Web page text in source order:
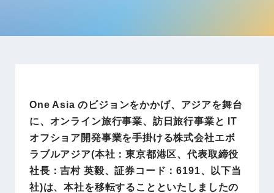
One Asia のビジョンをかかげ、アジアを舞台
に、オンライン旅行事業、訪日旅行事業と IT
オフショア開発事業を手掛ける株式会社エボ
ラブルアジア(本社：東京都港区、代表取締役
社長：吉村 英毅、証券コード：6191、以下当
社)は、本社を移転することといたしましたの